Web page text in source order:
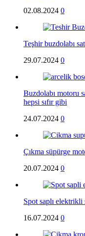
02.08.2024 0
Teşhir buzdolabı
29.07.2024 0
Buzdolabı motoru
hepsi sıfır gibi
24.07.2024 0
Çıkma süpürge
20.07.2024 0
Spot saplı
16.07.2024 0